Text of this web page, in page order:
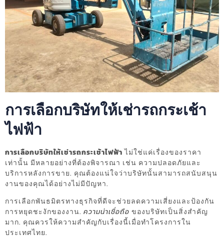
การเลือกบริษัทให้เช่ารถกระเช้า
ไฟฟ้า
การเลือกบริษัทให้เช่ารถกระเช้าไฟฟ้าไม่ใช่แค่เรื่องของราคา
เท่านั้น มีหลายอย่างที่ต้องพิจารณา เช่น ความปลอดภัยและ
บริการหลังการขาย. คุณต้องแน่ใจว่าบริษัทนั้นสามารถสนับสนุน
งานของคุณได้อย่างไม่มีปัญหา.
การเลือกพันธมิตรทางธุรกิจที่ดีจะช่วยลดความเสี่ยงและป้องกัน
การหยุดชะงักของงาน. ความน่าเชื่อถือ ของบริษัทเป็นสิ่งสำคัญ
มาก. คุณควรให้ความสำคัญกับเรื่องนี้เมื่อทำโครงการใน
ประเทศไทย.